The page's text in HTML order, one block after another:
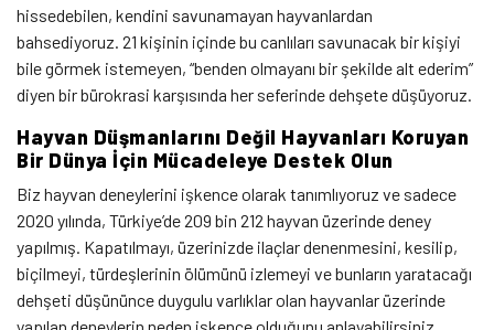
hissedebilen, kendini savunamayan hayvanlardan
bahsediyoruz. 21 kişinin içinde bu canlıları savunacak bir kişiyi
bile görmek istemeyen, “benden olmayanı bir şekilde alt ederim”
diyen bir bürokrasi karşısında her seferinde dehşete düşüyoruz.
Hayvan Düşmanlarını Değil Hayvanları Koruyan
Bir Dünya İçin Mücadeleye Destek Olun
Biz hayvan deneylerini işkence olarak tanımlıyoruz ve sadece
2020 yılında, Türkiye’de 209 bin 212 hayvan üzerinde deney
yapılmış. Kapatılmayı, üzerinizde ilaçlar denenmesini, kesilip,
biçilmeyi, türdeşlerinin ölümünü izlemeyi ve bunların yaratacağı
dehşeti düşününce duygulu varlıklar olan hayvanlar üzerinde